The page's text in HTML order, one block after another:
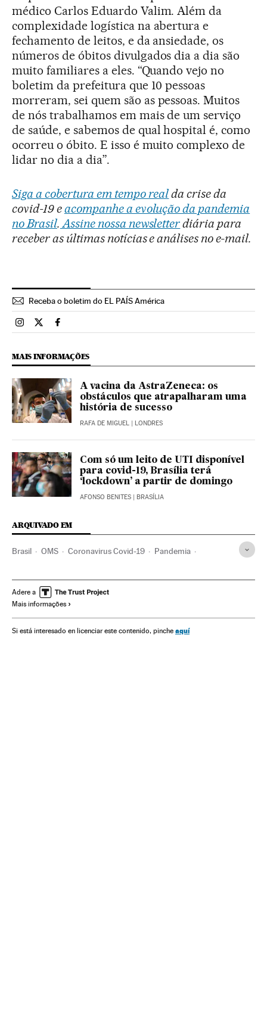
médico Carlos Eduardo Valim. Além da
complexidade logística na abertura e
fechamento de leitos, e da ansiedade, os
números de óbitos divulgados dia a dia são
muito familiares a eles. “Quando vejo no
boletim da prefeitura que 10 pessoas
morreram, sei quem são as pessoas. Muitos
de nós trabalhamos em mais de um serviço
de saúde, e sabemos de qual hospital é, como
ocorreu o óbito. E isso é muito complexo de
lidar no dia a dia”.
Siga a cobertura em tempo realda crise da
covid-19 eacompanhe a evolução da pandemia
no Brasil. Assine nossa newsletterdiária para
receber as últimas notícias e análises no e-mail.
Receba o boletim do EL PAÍS América
Brasil El País Brasil en Instagram
Brasil El País Brasil en Twitter
Brasil El País Brasil en Facebook
MAIS INFORMAÇÕES
A vacina da AstraZeneca: os
obstáculos que atrapalharam uma
história de sucesso
RAFA DE MIGUEL | LONDRES
Com só um leito de UTI disponível
para covid-19, Brasília terá
‘lockdown’ a partir de domingo
AFONSO BENITES | BRASÍLIA
ARQUIVADO EM
Brasil OMS Coronavirus Covid-19 Pandemia
Ministério Saúde
Adere a
Mais informações
Si está interesado en licenciar este contenido, pinche aquí